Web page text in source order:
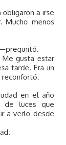
obligaron a irse
Mucho menos
gusta estar
tarde. Era un
reconfortó.
en el año
luces que
a verlo desde